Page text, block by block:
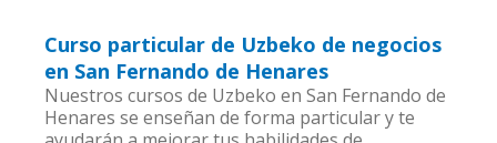
Curso particular de Uzbeko de negocios
en San Fernando de Henares
Nuestros cursos de Uzbeko en San Fernando de
Henares se enseñan de forma particular y te